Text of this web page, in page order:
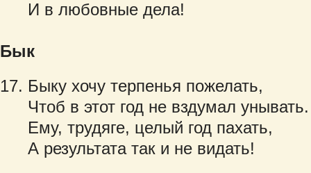
И в любовные дела!
Бык
Быку хочу терпенья пожелать,
Чтоб в этот год не вздумал унывать.
Ему, трудяге, целый год пахать,
А результата так и не видать!